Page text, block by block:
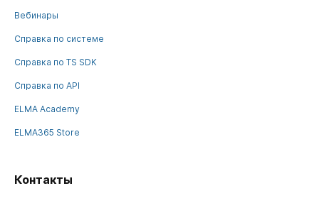
Вебинары
Справка по системе
Справка по TS SDK
Справка по API
ELMA Academy
ELMA365 Store
Контакты